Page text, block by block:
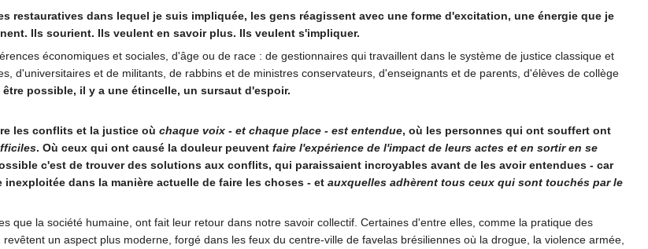
restauratives dans lequel je suis impliquée, les gens réagissent avec une forme d'excitation, une énergie que je
Ils sourient. Ils veulent en savoir plus. Ils veulent s'impliquer.
économiques et sociales, d'âge ou de race : de gestionnaires qui travaillent dans le système de justice classique et
d'universitaires et de militants, de rabbins et de ministres conservateurs, d'enseignants et de parents, d'élèves de collège
possible, il y a une étincelle, un sursaut d'espoir.
les conflits et la justice où chaque voix - et chaque place - est entendue, où les personnes qui ont souffert ont
. Où ceux qui ont causé la douleur peuvent faire l'expérience de l'impact de leurs actes et en sortir en se
c'est de trouver des solutions aux conflits, qui paraissaient incroyables avant de les avoir entendues - car
dans la manière actuelle de faire les choses - et auxquelles adhèrent tous ceux qui sont touchés par le
que la société humaine, ont fait leur retour dans notre savoir collectif. Certaines d'entre elles, comme la pratique des
un aspect plus moderne, forgé dans les feux du centre-ville de favelas brésiliennes où la drogue, la violence armée,